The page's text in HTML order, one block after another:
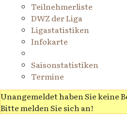
Teilnehmerliste
DWZ der Liga
Ligastatistiken
Infokarte
Saisonstatistiken
Termine
Unangemeldet haben Sie keine
Bitte melden Sie sich an!